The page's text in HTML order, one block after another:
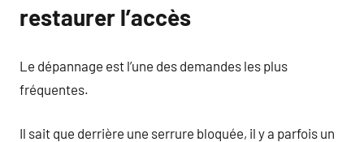
restaurer l’accès
Le dépannage est l’une des demandes les plus
fréquentes.
Il sait que derrière une serrure bloquée, il y a parfois un